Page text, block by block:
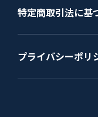
特定商取引法に基
プライバシーポリ